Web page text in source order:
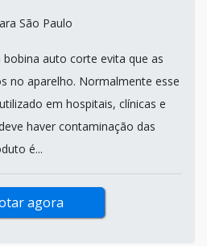
São Paulo
auto corte evita que as
no aparelho. Normalmente esse
em hospitais, clínicas e
haver contaminação das
é...
agora